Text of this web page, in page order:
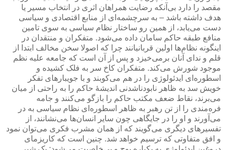
مقصد را دارد بی‌آنکه رضایت همراهان اثری در انتخاب مسیر یا
هدف داشته باشد – به سرچشمه‌ای از منابع اقتصادی و سیاسی
دست می‌یابد، از همین رو ساختار نظام سیاسی به سوی تامین
منافع طبقه حاکم سامان داده می‌شود. متفکران و منتقدان در
اینگونه نظام‌ها اولین قربانیانند چرا که اصولا سخن مخالف ابتدا از
قلم و ندای آنان برمی‌خیزد و پس از آن است که جامعه علیه نظم
موجود شورش می‌کند. متفکران کاخ سر به فلک کشیده و
اسطوره‌ای ایدئولوژی را در هم می‌کوبند و با جویبارهای تفکر
خویش سد به ظاهر نابودناشدنی اندیشهٔ حاکم را به راحتی از میان
می‌برند، نقاط ضعف مکتب حاکم را بازگو می‌کنند و جامه
فره‌مندی را از تن رهبر به ظاهر اسطوره‌ای نظام سیاسی به در
می‌آورند و او را در جایگاهی چون سایر انسان‌ها می‌نشانند، از
تفسیرهای دیگری می‌گویند که از‌‌ همان مشرب فکری می‌توان نمود
و افق متفاوتی که ترسیم خواهد شد. چنین است که کاریزمای